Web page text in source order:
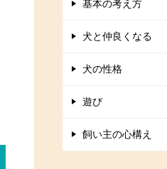
基本の考え方
犬と仲良くなる
犬の性格
遊び
飼い主の心構え